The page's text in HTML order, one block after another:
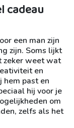
cadeau
een man zijn
zijn. Soms lijkt
zeker weet wat
en
hem past en
hij voor je
om
zelfs als het